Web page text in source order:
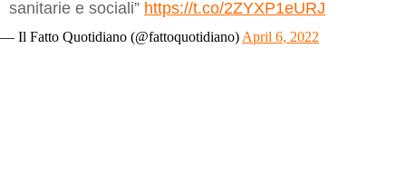
sanitarie e sociali” https://t.co/2ZYXP1eURJ
— Il Fatto Quotidiano (@fattoquotidiano) April 6, 2022